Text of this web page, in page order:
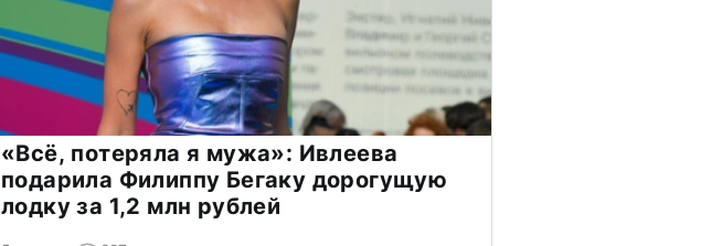
«Всё, потеряла я мужа»: Ивлеева
подарила Филиппу Бегаку дорогущую
лодку за 1,2 млн рублей